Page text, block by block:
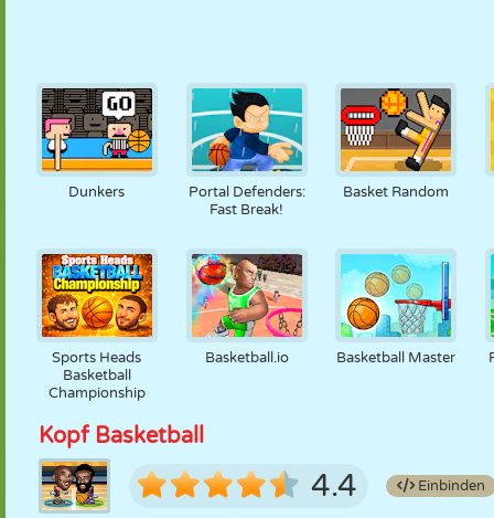
Dunkers
Portal Defenders:
Fast Break!
Basket Random
Sports Heads
Basketball
Championship
Basketball.io Basketball Master
Kopf Basketball
4.4 Einbinden